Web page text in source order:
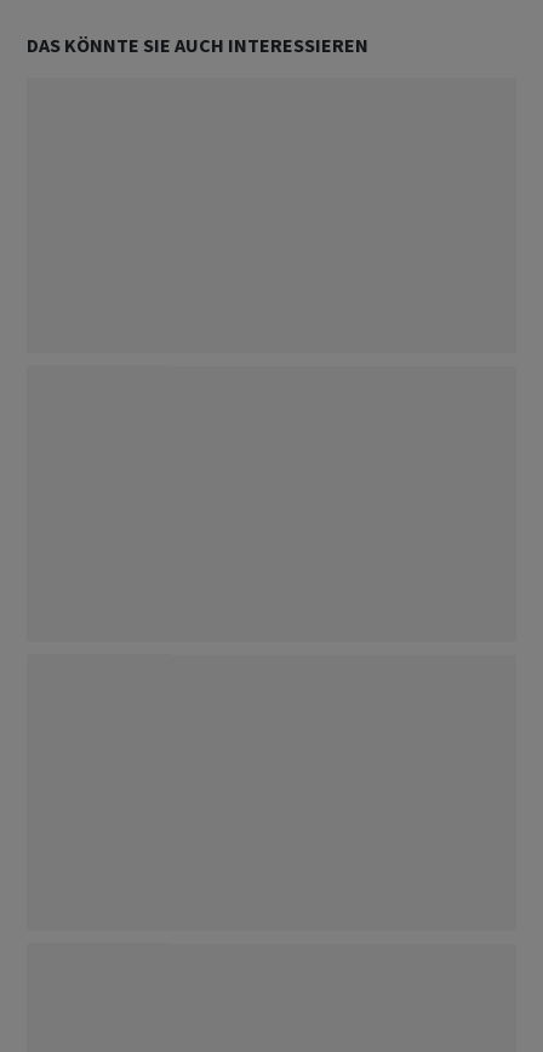
DAS KÖNNTE SIE AUCH INTERESSIEREN